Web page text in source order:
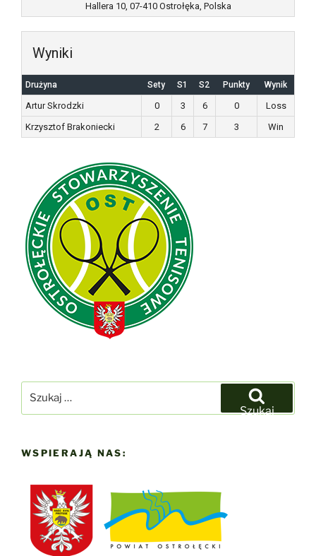
Hallera 10, 07-410 Ostrołęka, Polska
Wyniki
Drużyna Sety S1 S2 Punkty Wynik
Artur Skrodzki 0 3 6 0
Loss
Krzysztof Brakoniecki
2 6 7 3 Win
Szukaj
WSPIERAJĄ NAS: